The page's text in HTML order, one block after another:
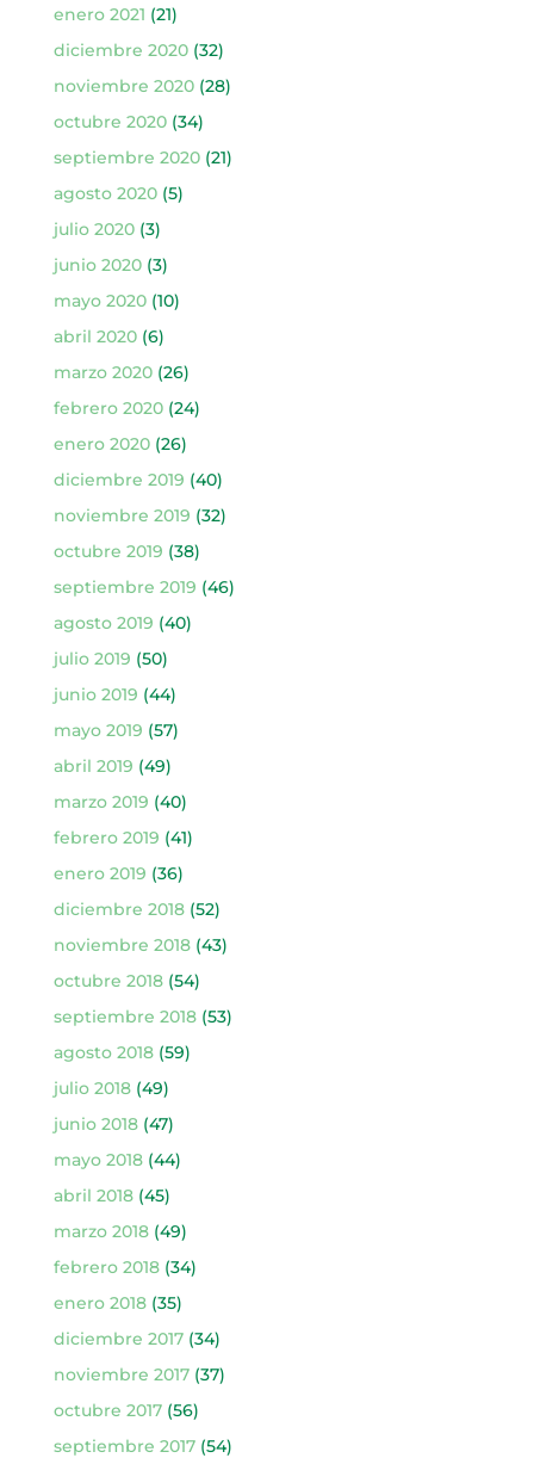
enero 2021 (21)
diciembre 2020(32)
noviembre 2020(28)
octubre 2020(34)
septiembre 2020(21)
agosto 2020(5)
julio 2020(3)
junio 2020(3)
mayo 2020(10)
abril 2020(6)
marzo 2020(26)
febrero 2020(24)
enero 2020(26)
diciembre 2019 (40)
noviembre 2019 (32)
octubre 2019 (38)
septiembre 2019 (46)
agosto 2019 (40)
julio 2019 (50)
junio 2019 (44)
mayo 2019 (57)
abril 2019 (49)
marzo 2019 (40)
febrero 2019 (41)
enero 2019 (36)
diciembre 2018(52)
noviembre 2018(43)
octubre 2018(54)
septiembre 2018(53)
agosto 2018(59)
julio 2018(49)
junio 2018(47)
mayo 2018(44)
abril 2018(45)
marzo 2018(49)
febrero 2018(34)
enero 2018(35)
diciembre 2017(34)
noviembre 2017(37)
octubre 2017(56)
septiembre 2017(54)